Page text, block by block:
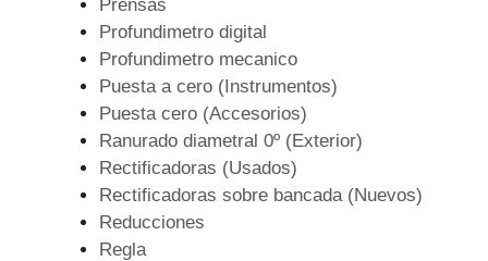
Prensas
Profundimetro digital
Profundimetro mecanico
Puesta a cero (Instrumentos)
Puesta cero (Accesorios)
Ranurado diametral 0º (Exterior)
Rectificadoras (Usados)
Rectificadoras sobre bancada (Nuevos)
Reducciones
Regla